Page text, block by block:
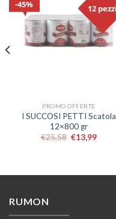
12 pezzi
45%
PROMO OFFERTE
I SUCCOSI PETTI Scatola
12×800 gr
€25,58 €13,99
RUMON